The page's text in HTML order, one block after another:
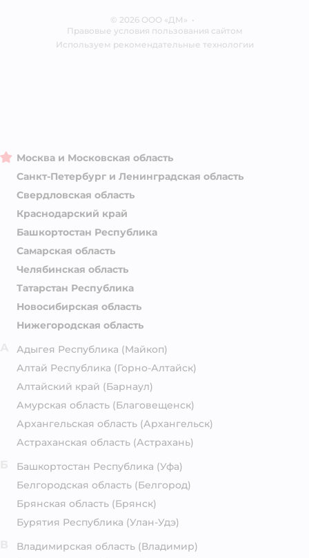
Блог
© 2026 ООО «ДМ» •
Правовые условия пользования сайтом
Используем рекомендательные технологии
Москва и Московская область
Санкт-Петербург и Ленинградская область
Свердловская область
Краснодарский край
Башкортостан Республика
Самарская область
Челябинская область
Татарстан Республика
Новосибирская область
Нижегородская область
Адыгея Республика (Майкоп)
Алтай Республика (Горно-Алтайск)
Алтайский край (Барнаул)
Амурская область (Благовещенск)
Архангельская область (Архангельск)
Астраханская область (Астрахань)
Башкортостан Республика (Уфа)
Белгородская область (Белгород)
Брянская область (Брянск)
Бурятия Республика (Улан-Удэ)
Владимирская область (Владимир)